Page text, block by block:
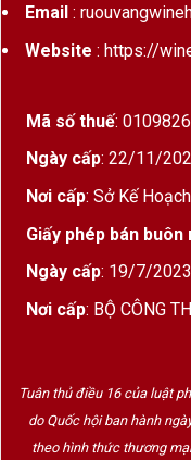
Email:
Website : https://
Mã số thuế:
Ngày cấp: 22/11/
Nơi cấp: Sở Kế
Giấy phép bán
Ngày cấp: 19/7/2023
Nơi cấp: BỘ CÔNG
Tuân thủ điều 16 của luật
do Quốc hội ban hành
theo hình thức thương